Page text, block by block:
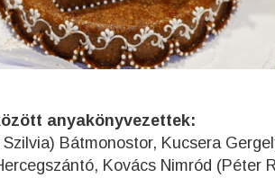
anyakönyvezettek:
Bátmonostor, Kucsera
Kovács Nimród (Péter